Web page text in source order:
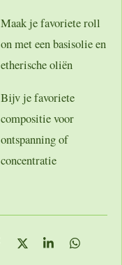
Maak je favoriete roll
on met een basisolie en
etherische oliën
Bijv je favoriete
compositie voor
ontspanning of
concentratie
D
S
D